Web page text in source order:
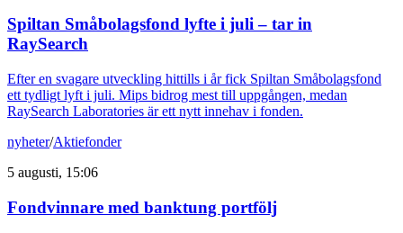
Spiltan Småbolagsfond lyfte i juli – tar in
RaySearch
Efter en svagare utveckling hittills i år fick Spiltan Småbolagsfond
ett tydligt lyft i juli. Mips bidrog mest till uppgången, medan
RaySearch Laboratories är ett nytt innehav i fonden.
nyheter/Aktiefonder
5 augusti, 15:06
Fondvinnare med banktung portfölj